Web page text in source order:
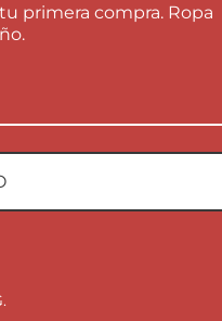
primera compra. Ropa